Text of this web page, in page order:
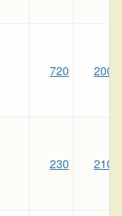
720 200
230 210